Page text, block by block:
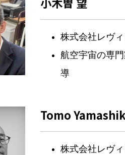
株式会社レヴ
航空宇宙の専
導
Tomo
株式会社レヴ